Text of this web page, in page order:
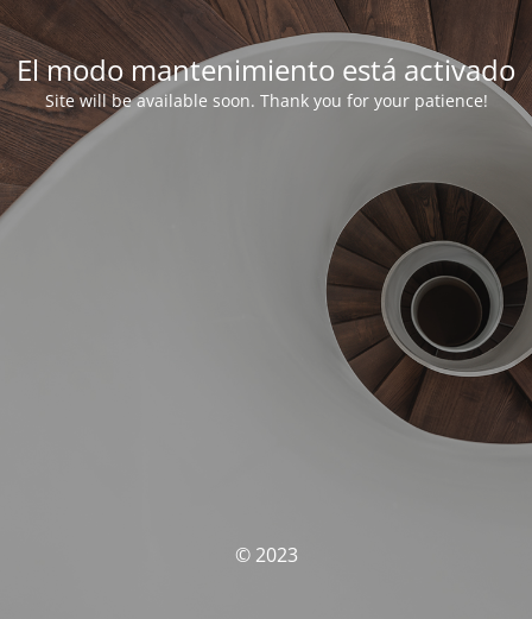
El modo mantenimiento está activado
Site will be available soon. Thank you for your patience!
© 2023